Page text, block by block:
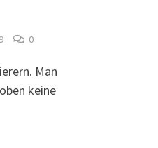
0
Man
keine